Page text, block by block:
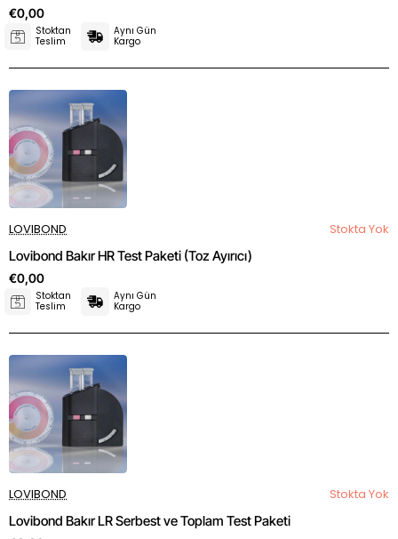
€0,00
Stoktan
Teslim
Aynı Gün
Kargo
LOVIBOND
Stokta Yok
Lovibond Bakır HR Test Paketi (Toz Ayırıcı)
€0,00
Stoktan
Teslim
Aynı Gün
Kargo
LOVIBOND
Stokta Yok
Lovibond Bakır LR Serbest ve Toplam Test Paketi